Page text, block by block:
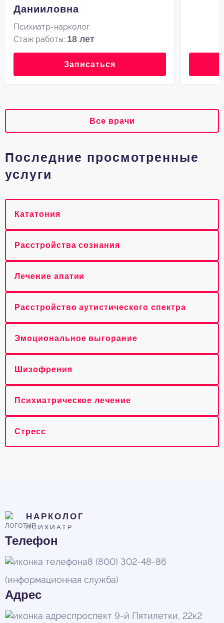
Данииловна
Психиатр-нарколог
Стаж работы: 18 лет
Записаться
Все врачи
Последние просмотренные
услуги
Кататония
Расстройства сознания
Лечение апатии
Расстройство аутистического спектра
Эмоциональное выгорание
Шизофрения
Психиатрическое лечение
Стресс
НАРКОЛОГ
ПСИХИАТР
Телефон
8 (800) 302-48-86
(информационная служба)
Адрес
проспект 9-й Пятилетки, 22к2